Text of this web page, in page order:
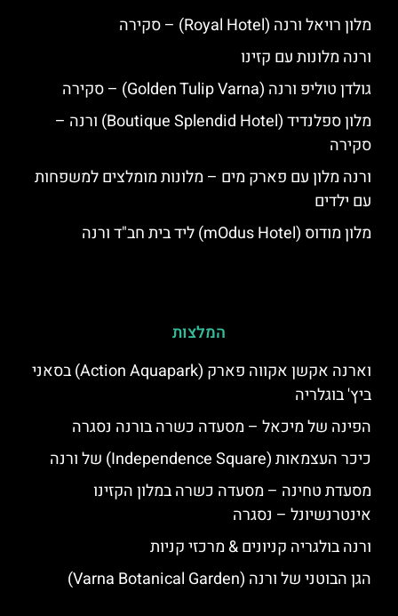
מלון רויאל ורנה (Royal Hotel) – סקירה
ורנה מלונות עם קזינו
גולדן טוליפ ורנה (Golden Tulip Varna) – סקירה
מלון ספלנדיד (Boutique Splendid Hotel) ורנה –
סקירה
ורנה מלון עם פארק מים – מלונות מומלצים למשפחות
עם ילדים
מלון מודוס (mOdus Hotel) ליד בית חב"ד ורנה
המלצות
וארנה אקשן אקווה פארק (Action Aquapark) בסאני
ביץ' בוגלריה
הפינה של מיכאל – מסעדה כשרה בורנה נסגרה
כיכר העצמאות (Independence Square) של ורנה
מסעדת טחינה – מסעדה כשרה במלון הקזינו
אינטרנשיונל – נסגרה
ורנה בולגריה קניונים & מרכזי קניות
הגן הבוטני של ורנה (Varna Botanical Garden)